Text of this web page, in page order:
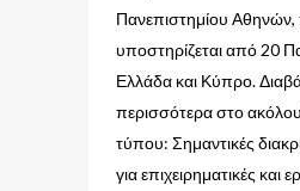
Πανεπιστημίου
υποστηρίζεται από 20
Ελλάδα και Κύπρο.
περισσότερα στο
τύπου: Σημαντικές
για επιχειρηματικές και